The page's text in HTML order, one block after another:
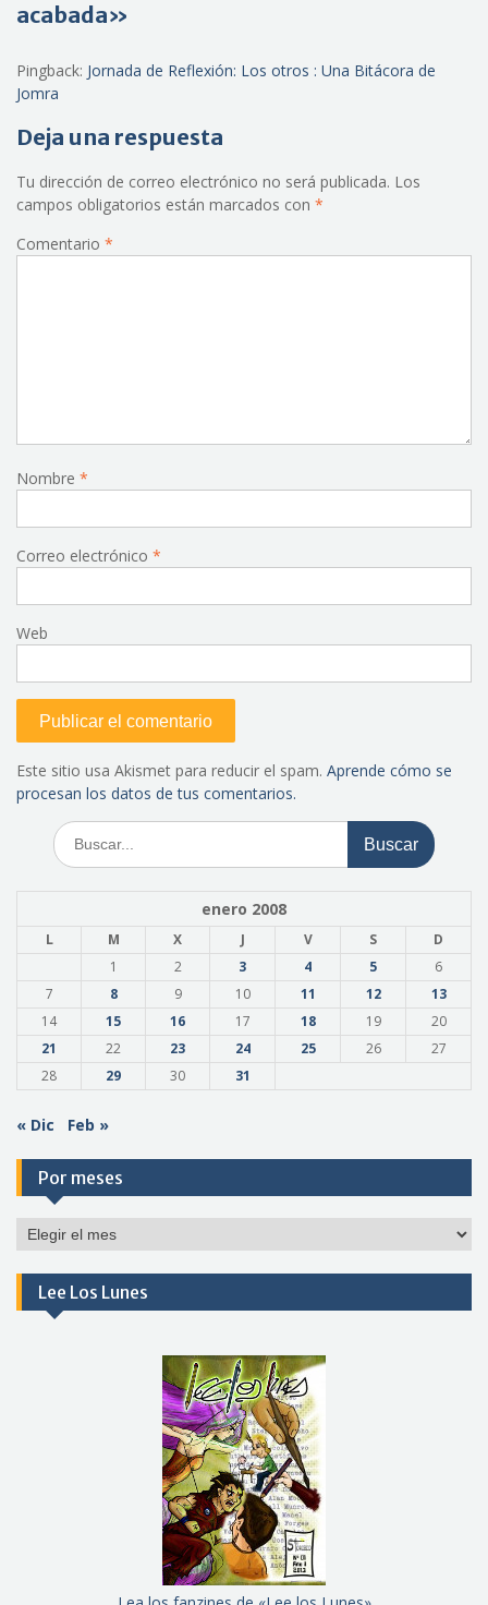
acabada»
Pingback: Jornada de Reflexión: Los otros : Una Bitácora de
Jomra
Deja una respuesta
Tu dirección de correo electrónico no será publicada. Los
campos obligatorios están marcados con *
Comentario *
Nombre *
Correo electrónico *
Web
Este sitio usa Akismet para reducir el spam. Aprende cómo se
procesan los datos de tus comentarios.
Buscar:
enero 2008
L M X J V S
D
1
2 3 4 5
6
7
8 9 10 11 12
13
14
15 16 17 18 19
20
21
22 23 24 25 26
27
28
29 30 31
« Dic Feb »
Por meses
Por
Lee Los Lunes